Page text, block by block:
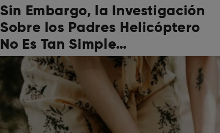
Sin Embargo, la Investigación
Sobre los Padres Helicóptero
No Es Tan Simple…